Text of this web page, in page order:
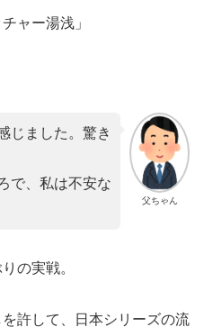
ャー湯浅」
父ちゃん
じました。驚き
で、私は不安な
の実戦。
許して、日本シリーズの流